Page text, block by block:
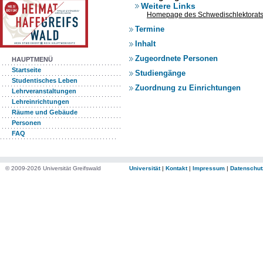
HAUPTMENÜ
Startseite
Studentisches Leben
Lehrveranstaltungen
Lehreinrichtungen
Räume und Gebäude
Personen
FAQ
Weitere Links
Homepage des Schwedischlektorats
Termine
Inhalt
Zugeordnete Personen
Studiengänge
Zuordnung zu Einrichtungen
© 2009-2026 Universität Greifswald Universität| Kontakt| Impressum |